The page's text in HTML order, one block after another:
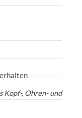
Kopf-, Ohren- und